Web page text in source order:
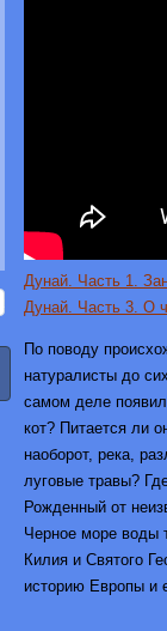
Дунай. Часть 1.
Дунай. Часть 3. О
По поводу
натуралисты до
самом деле
кот? Питается ли
наоборот, река,
луговые травы?
Рожденный от
Черное море воды
Килия и Святого
историю Европы и